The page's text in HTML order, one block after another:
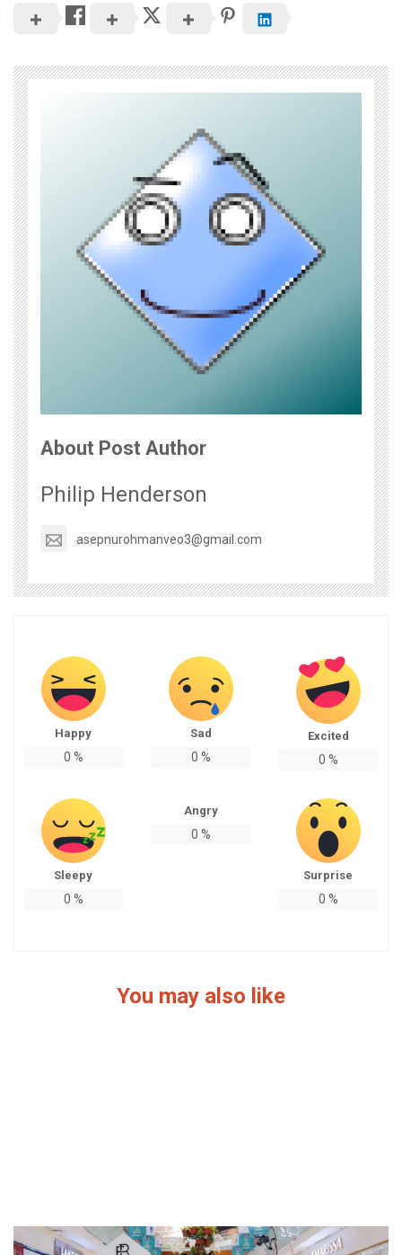
About Post Author
Philip Henderson
asepnurohmanveo3@gmail.com
Happy
0 %
Sad
0 %
Excited
0 %
Sleepy
0 %
Angry
0 %
Surprise
0 %
You may also like